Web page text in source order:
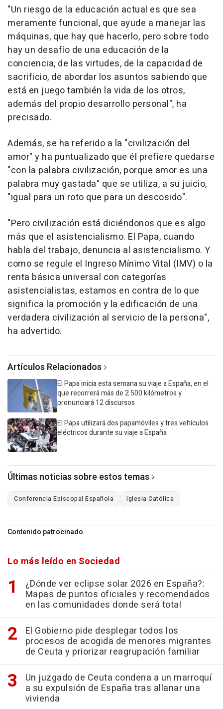
"Un riesgo de la educación actual es que sea
meramente funcional, que ayude a manejar las
máquinas, que hay que hacerlo, pero sobre todo
hay un desafío de una educación de la
conciencia, de las virtudes, de la capacidad de
sacrificio, de abordar los asuntos sabiendo que
está en juego también la vida de los otros,
además del propio desarrollo personal", ha
precisado.
Además, se ha referido a la "civilización del
amor" y ha puntualizado que él prefiere quedarse
"con la palabra civilización, porque amor es una
palabra muy gastada" que se utiliza, a su juicio,
"igual para un roto que para un descosido".
"Pero civilización está diciéndonos que es algo
más que el asistencialismo. El Papa, cuando
habla del trabajo, denuncia al asistencialismo. Y
como se regule el Ingreso Mínimo Vital (IMV) o la
renta básica universal con categorías
asistencialistas, estamos en contra de lo que
significa la promoción y la edificación de una
verdadera civilización al servicio de la persona",
ha advertido.
Artículos Relacionados
El Papa inicia esta semana su viaje a España, en el
que recorrerá más de 2.500 kilómetros y
pronunciará 12 discursos
El Papa utilizará dos papamóviles y tres vehículos
eléctricos durante su viaje a España
Últimas noticias sobre estos temas
Conferencia Episcopal Española Iglesia Católica
Contenido patrocinado
Lo más leído en Sociedad
¿Dónde ver eclipse solar 2026 en España?:
Mapas de puntos oficiales y recomendados
en las comunidades donde será total
El Gobierno pide desplegar todos los
procesos de acogida de menores migrantes
de Ceuta y priorizar reagrupación familiar
Un juzgado de Ceuta condena a un marroquí
a su expulsión de España tras allanar una
vivienda